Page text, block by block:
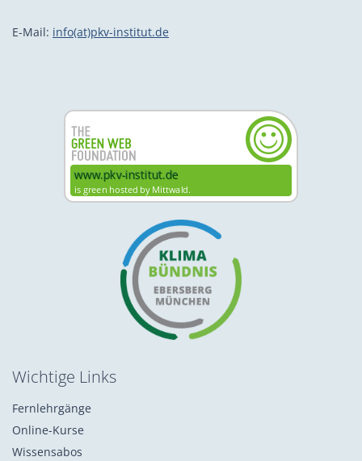
E-Mail: info(at)pkv-institut.de
Wichtige Links
Fernlehrgänge
Online-Kurse
Wissensabos